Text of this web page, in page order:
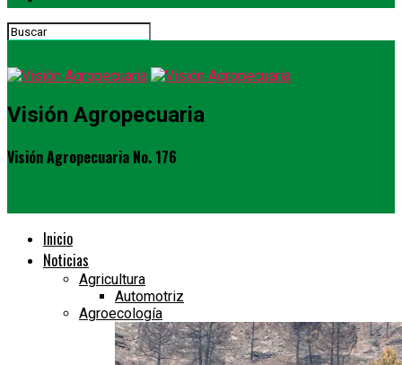
Visión Agropecuaria
Visión Agropecuaria No. 176
Inicio
Noticias
Agricultura
Automotriz
Agroecología